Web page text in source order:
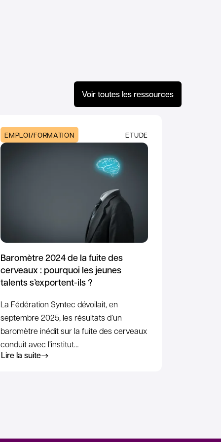
Voir toutes les ressources
EMPLOI/FORMATION ETUDE
Baromètre 2024 de la fuite des
cerveaux : pourquoi les jeunes
talents s’exportent-ils ?
La Fédération Syntec dévoilait, en
septembre 2025, les résultats d’un
baromètre inédit sur la fuite des cerveaux
conduit avec l’institut…
Lire la suite